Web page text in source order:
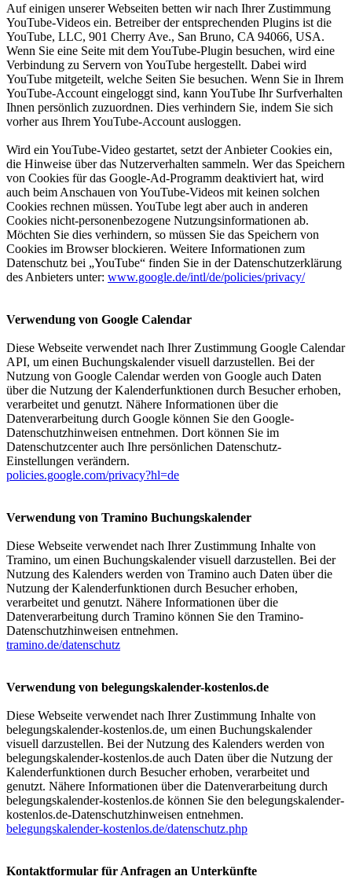
Auf einigen unserer Webseiten betten wir nach Ihrer Zustimmung
YouTube-Videos ein. Betreiber der entsprechenden Plugins ist die
YouTube, LLC, 901 Cherry Ave., San Bruno, CA 94066, USA.
Wenn Sie eine Seite mit dem YouTube-Plugin besuchen, wird eine
Verbindung zu Servern von YouTube hergestellt. Dabei wird
YouTube mitgeteilt, welche Seiten Sie besuchen. Wenn Sie in Ihrem
YouTube-Account eingeloggt sind, kann YouTube Ihr Surfverhalten
Ihnen persönlich zuzuordnen. Dies verhindern Sie, indem Sie sich
vorher aus Ihrem YouTube-Account ausloggen.
Wird ein YouTube-Video gestartet, setzt der Anbieter Cookies ein,
die Hinweise über das Nutzerverhalten sammeln. Wer das Speichern
von Cookies für das Google-Ad-Programm deaktiviert hat, wird
auch beim Anschauen von YouTube-Videos mit keinen solchen
Cookies rechnen müssen. YouTube legt aber auch in anderen
Cookies nicht-personenbezogene Nutzungsinformationen ab.
Möchten Sie dies verhindern, so müssen Sie das Speichern von
Cookies im Browser blockieren. Weitere Informationen zum
Datenschutz bei „YouTube“ finden Sie in der Datenschutzerklärung
des Anbieters unter: www.google.de/intl/de/policies/privacy/
Verwendung von Google Calendar
Diese Webseite verwendet nach Ihrer Zustimmung Google Calendar
API, um einen Buchungskalender visuell darzustellen. Bei der
Nutzung von Google Calendar werden von Google auch Daten
über die Nutzung der Kalenderfunktionen durch Besucher erhoben,
verarbeitet und genutzt. Nähere Informationen über die
Datenverarbeitung durch Google können Sie den Google-
Datenschutzhinweisen entnehmen. Dort können Sie im
Datenschutzcenter auch Ihre persönlichen Datenschutz-
Einstellungen verändern.
policies.google.com/privacy?hl=de
Verwendung von Tramino Buchungskalender
Diese Webseite verwendet nach Ihrer Zustimmung Inhalte von
Tramino, um einen Buchungskalender visuell darzustellen. Bei der
Nutzung des Kalenders werden von Tramino auch Daten über die
Nutzung der Kalenderfunktionen durch Besucher erhoben,
verarbeitet und genutzt. Nähere Informationen über die
Datenverarbeitung durch Tramino können Sie den Tramino-
Datenschutzhinweisen entnehmen.
tramino.de/datenschutz
Verwendung von belegungskalender-kostenlos.de
Diese Webseite verwendet nach Ihrer Zustimmung Inhalte von
belegungskalender-kostenlos.de, um einen Buchungskalender
visuell darzustellen. Bei der Nutzung des Kalenders werden von
belegungskalender-kostenlos.de auch Daten über die Nutzung der
Kalenderfunktionen durch Besucher erhoben, verarbeitet und
genutzt. Nähere Informationen über die Datenverarbeitung durch
belegungskalender-kostenlos.de können Sie den belegungskalender-
kostenlos.de-Datenschutzhinweisen entnehmen.
belegungskalender-kostenlos.de/datenschutz.php
Kontaktformular für Anfragen an Unterkünfte